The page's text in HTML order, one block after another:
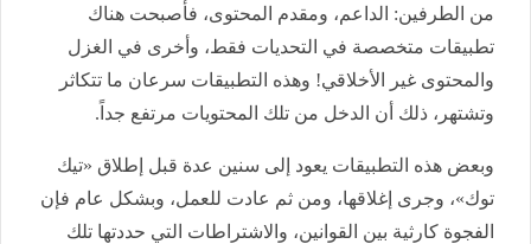
من الطرفين: الداعم، ومقدم المحتوى، فأصبحت هناك
تطبيقات متخصصة في التحديات فقط، وأخرى في الغزل
والمحتوى غير الأخلاقي! وهذه التطبيقات سرعان ما تتكاثر
وتشتهر، ذلك أن الدخل من تلك المحتويات مرتفع جداً.
وبعض هذه التطبيقات يعود إلى سنين عدة قبل إطلاق «تيك
توك»، وجرى إغلاقها، ومن ثم عادت للعمل، وبشكل عام فإن
الفجوة كارثية بين القوانين، والاشتراطات التي حددتها تلك